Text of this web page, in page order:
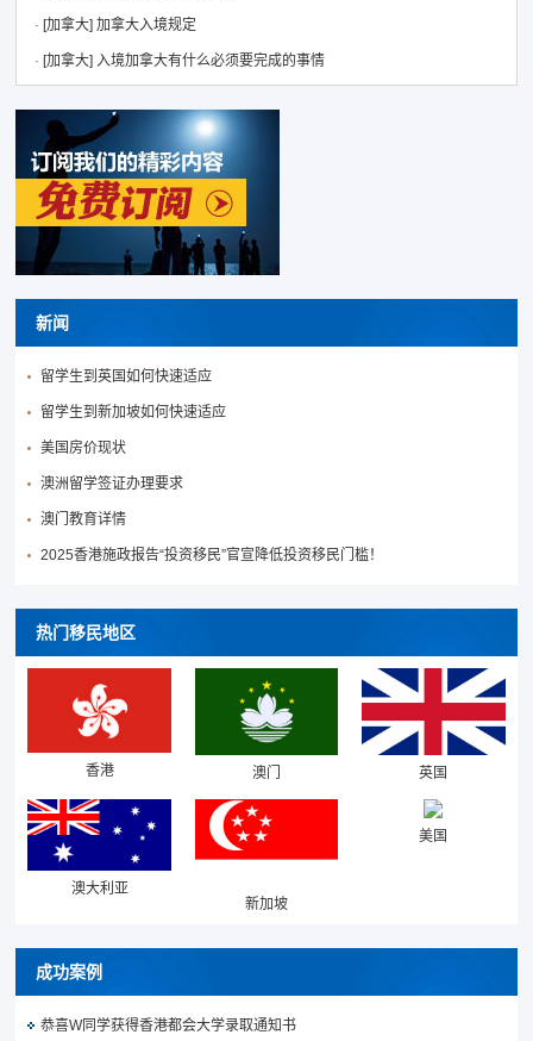
· [加拿大] 加拿大入境规定
· [加拿大] 入境加拿大有什么必须要完成的事情
新闻
留学生到英国如何快速适应
留学生到新加坡如何快速适应
美国房价现状
澳洲留学签证办理要求
澳门教育详情
2025香港施政报告“投资移民”官宣降低投资移民门槛！
热门移民地区
香港 澳门 英国
澳大利亚
新加坡
美国
成功案例
恭喜W同学获得香港都会大学录取通知书